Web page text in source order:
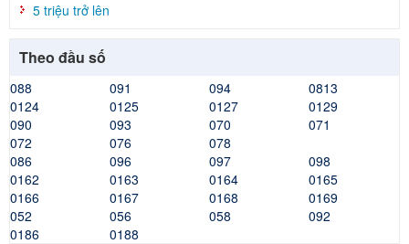
5 triệu trở lên
Theo đầu số
088 091 094
0813
0124
0125 0127
0129
090
093 070
071
072
076
078
086
096 097
098
0162
0163 0164
0165
0166
0167 0168
0169
052
056 058
092
0186
0188